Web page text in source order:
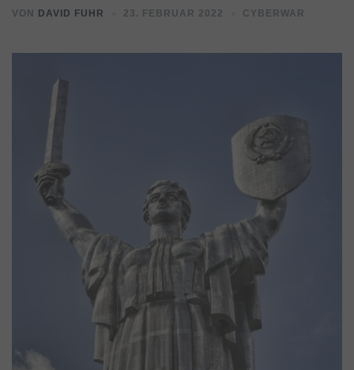
VON DAVID FUHR 23. FEBRUAR 2022 CYBERWAR